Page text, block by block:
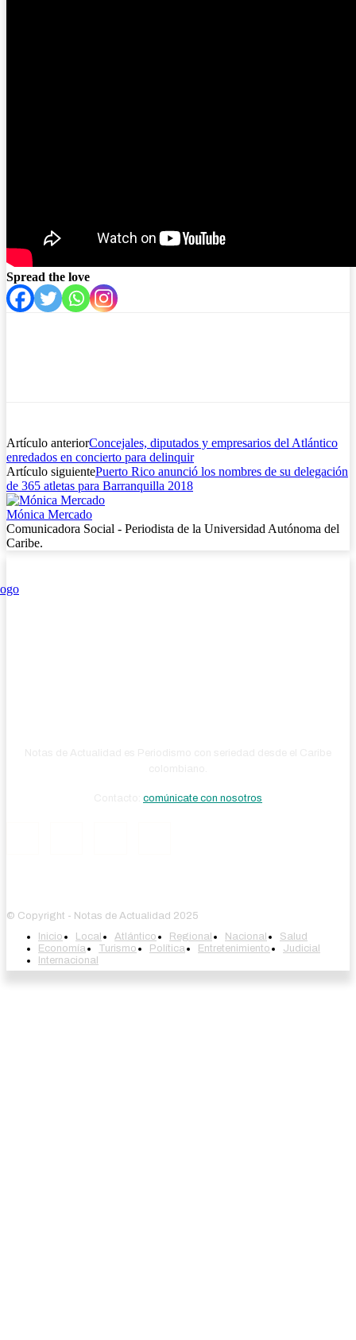
Spread the love
Artículo anteriorConcejales, diputados y empresarios del Atlántico
enredados en concierto para delinquir
Artículo siguientePuerto Rico anunció los nombres de su delegación
de 365 atletas para Barranquilla 2018
Mónica Mercado
Comunicadora Social - Periodista de la Universidad Autónoma del
Caribe.
comúnicate con nosotros
© Copyright - Notas de Actualidad 2025
Inicio
Local Atlántico Regional Nacional
Salud
Economía
Turismo Política Entretenimiento
Judicial
Internacional